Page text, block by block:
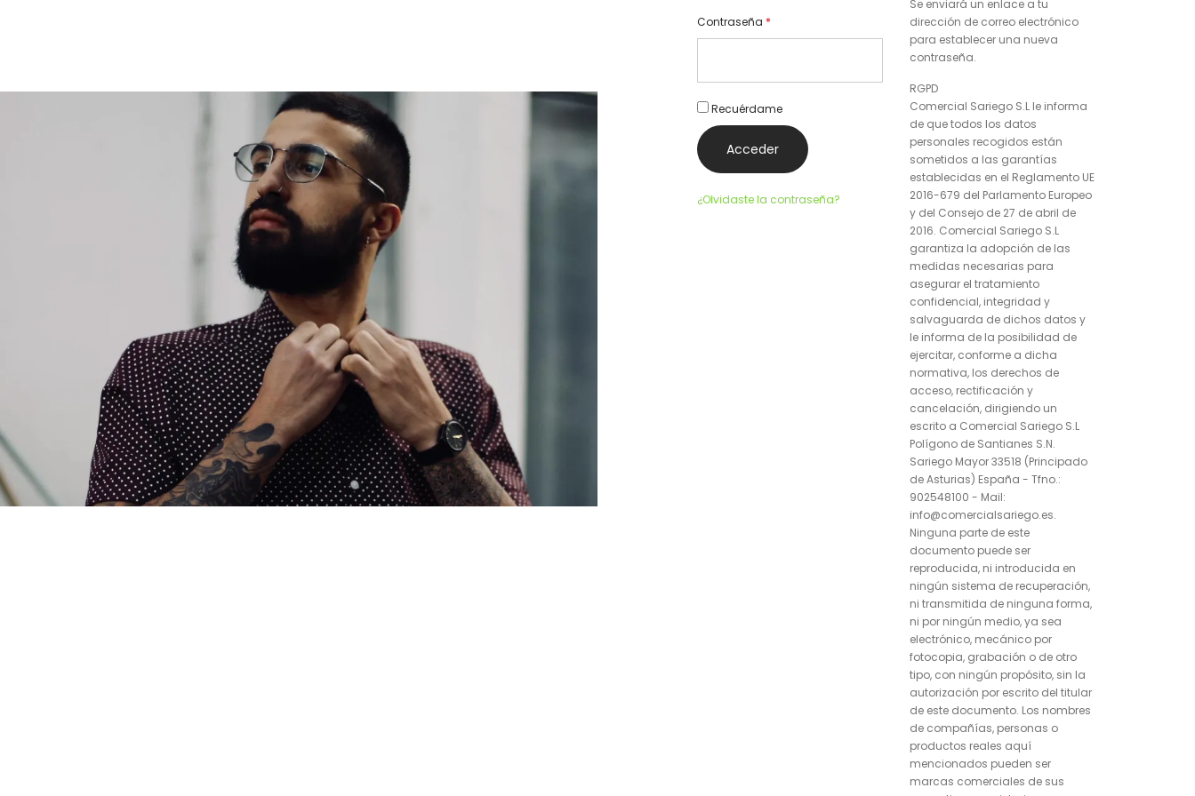
Contraseña *
Recuérdame
Acceder
¿Olvidaste la contraseña?
Se enviará un enlace a tu
dirección de correo electrónico
para establecer una nueva
contraseña.
RGPD
Comercial Sariego S.L le informa
de que todos los datos
personales recogidos están
sometidos a las garantías
establecidas en el Reglamento UE
2016-679 del Parlamento Europeo
y del Consejo de 27 de abril de
2016. Comercial Sariego S.L
garantiza la adopción de las
medidas necesarias para
asegurar el tratamiento
confidencial, integridad y
salvaguarda de dichos datos y
le informa de la posibilidad de
ejercitar, conforme a dicha
normativa, los derechos de
acceso, rectificación y
cancelación, dirigiendo un
escrito a Comercial Sariego S.L
Polígono de Santianes S.N.
Sariego Mayor 33518 (Principado
de Asturias) España - Tfno.:
902548100 - Mail:
info@comercialsariego.es.
Ninguna parte de este
documento puede ser
reproducida, ni introducida en
ningún sistema de recuperación,
ni transmitida de ninguna forma,
ni por ningún medio, ya sea
electrónico, mecánico por
fotocopia, grabación o de otro
tipo, con ningún propósito, sin la
autorización por escrito del titular
de este documento. Los nombres
de compañías, personas o
productos reales aquí
mencionados pueden ser
marcas comerciales de sus